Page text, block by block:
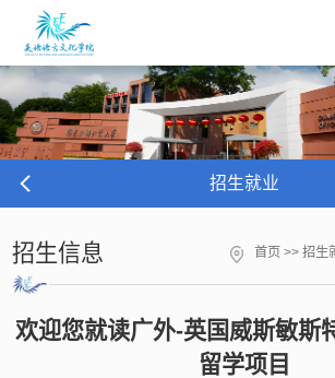
招生就业
招生信息 首页 >> 招生
欢迎您就读广外-英国威斯敏斯
留学项目